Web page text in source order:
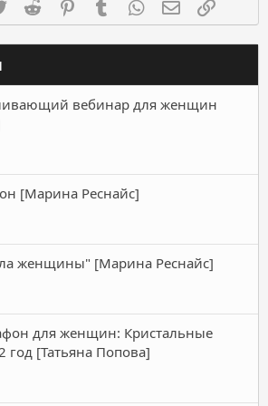
Twitter Reddit PinterestTumblr WhatsAppЭлектронная
вебинар для женщин
[Марина Реснайс]
женщины" [Марина Реснайс]
для женщин: Кристальные
год [Татьяна Попова]